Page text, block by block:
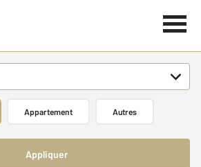
Appartement Autres
Appliquer